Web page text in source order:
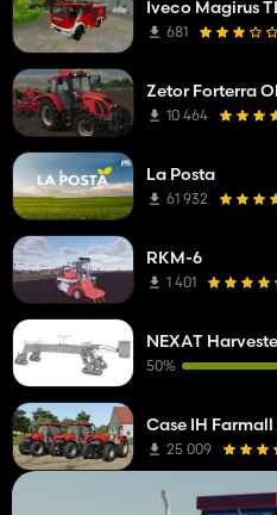
Iveco Magirus
681
Zetor Forterra
10 464
La Posta
61 932
RKM-6
1 401
NEXAT
50%
Case IH Farmall
25 009